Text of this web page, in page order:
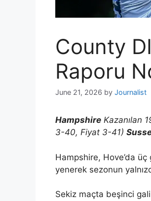
County
Raporu
June 21, 2026 by Journalist
Hampshire Kazanılan
3-40, Fiyat 3-41)
Hampshire, Hove’da
yenerek sezonun
Sekiz maçta beşinci